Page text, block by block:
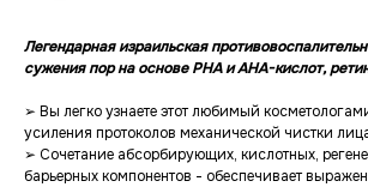
Легендарная израильская
сужения пор на основе PHA и AHA-кислот,
➢ Вы легко узнаете этот любимый
усиления протоколов механической чистки
➢ Сочетание абсорбирующих, кислотных,
барьерных компонентов - обеспечивает